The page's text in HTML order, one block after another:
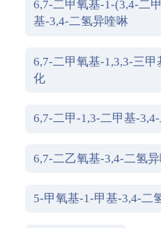
6,7-二甲氧基-1-(3,4-二
基-3,4-二氢异喹啉
6,7-二甲氧基-1,3,3-三
化
6,7-二甲-1,3-二甲基-
6,7-二乙氧基-3,4-二氢
5-甲氧基-1-甲基-3,4-二